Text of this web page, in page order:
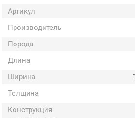
Артикул
Производитель
Порода
Длина
Ширина
Толщина
Конструкция